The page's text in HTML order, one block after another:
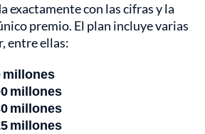
exactamente con las cifras y la
premio. El plan incluye varias
entre ellas:
millones
millones
millones
millones